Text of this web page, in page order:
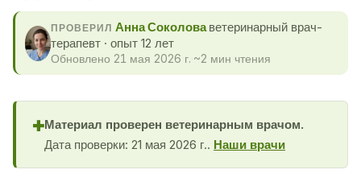
ПРОВЕРИЛ Анна Соколоваветеринарный врач-
терапевт · опыт 12 лет
Обновлено 21 мая 2026 г. ~2 мин чтения
✚Материал проверен ветеринарным врачом.
Дата проверки: 21 мая 2026 г.. Наши врачи